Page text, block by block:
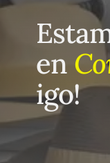
en
igo!